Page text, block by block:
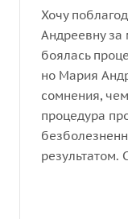
Хочу
Андреевну за
боялась
но Мария
сомнения,
процедура
результатом.